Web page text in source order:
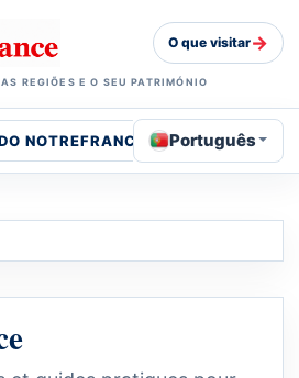
REGIÕES E O SEU PATRIMÓNIO
O que visitar→
NOTREFRANCE Português